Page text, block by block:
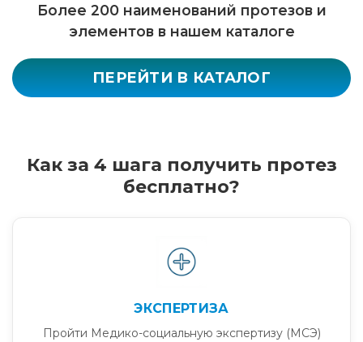
Более 200 наименований протезов и
элементов в нашем каталоге
ПЕРЕЙТИ В КАТАЛОГ
Как за 4 шага получить протез
бесплатно?
ЭКСПЕРТИЗА
Пройти Медико-социальную экспертизу (МСЭ)